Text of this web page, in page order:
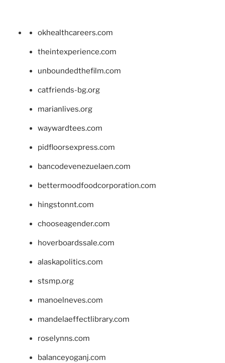
okhealthcareers.com
theintexperience.com
unboundedthefilm.com
catfriends-bg.org
marianlives.org
waywardtees.com
pidfloorsexpress.com
bancodevenezuelaen.com
bettermoodfoodcorporation.com
hingstonnt.com
chooseagender.com
hoverboardssale.com
alaskapolitics.com
stsmp.org
manoelneves.com
mandelaeffectlibrary.com
roselynns.com
balanceyoganj.com